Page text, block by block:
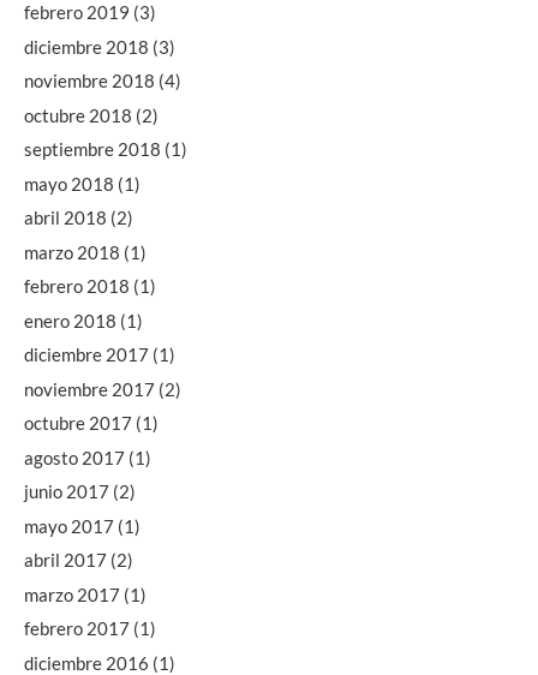
febrero 2019 (3)
diciembre 2018 (3)
noviembre 2018 (4)
octubre 2018 (2)
septiembre 2018 (1)
mayo 2018 (1)
abril 2018 (2)
marzo 2018 (1)
febrero 2018 (1)
enero 2018 (1)
diciembre 2017 (1)
noviembre 2017 (2)
octubre 2017 (1)
agosto 2017 (1)
junio 2017 (2)
mayo 2017 (1)
abril 2017 (2)
marzo 2017 (1)
febrero 2017 (1)
diciembre 2016 (1)